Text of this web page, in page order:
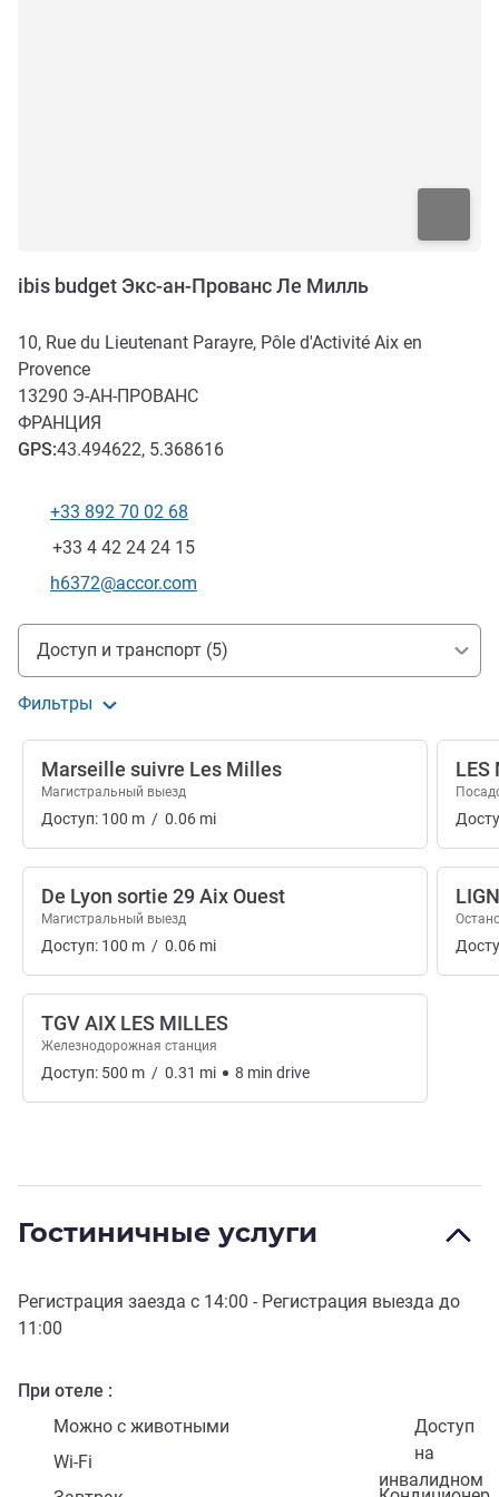
ibis budget Экс-ан-Прованс Ле Милль
10, Rue du Lieutenant Parayre, Pôle d'Activité Aix en
Provence
13290 Э-АН-ПРОВАНС
ФРАНЦИЯ
GPS:43.494622, 5.368616
Телефон
+33 892 70 02 68
Факс
+33 4 42 24 24 15
Контактный адрес электронной почты
h6372@accor.com
Доступ и транспорт
Доступ и транспорт (5)
Фильтры
Marseille suivre Les Milles
Магистральный выезд
Доступ: 100 m / 0.06 mi
De Lyon sortie 29 Aix Ouest
Магистральный выезд
Доступ: 100 m / 0.06 mi
TGV AIX LES MILLES
Железнодорожная станция
Доступ: 500 m / 0.31 mi 8 min drive
LES
Гостиничные услуги
Регистрация заезда с 14:00 - Регистрация выезда до
11:00
При отеле
Можно с животными
Доступ
на
инвалидном
Wi-Fi